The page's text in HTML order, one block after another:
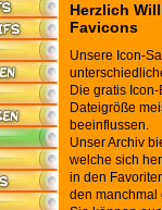
Herzlich
Favicons
Unsere Icon-
Die gratis
Dateigröße
beeinflussen.
Unser Archiv
welche sich
in den
den manchmal